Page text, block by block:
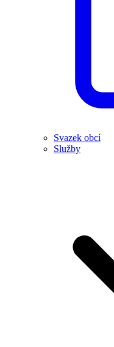
Svazek obcí
Služby